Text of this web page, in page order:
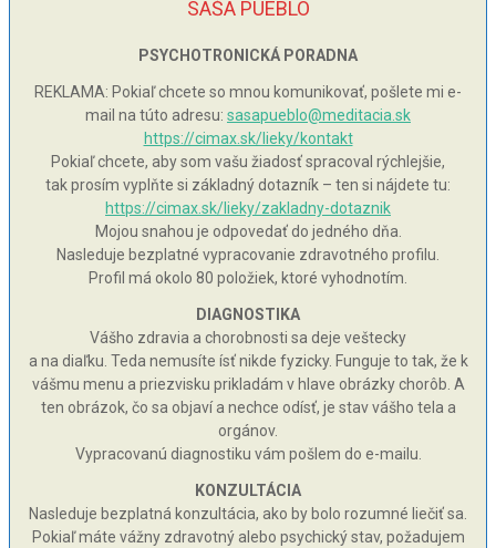
SAŠA PUEBLO
PSYCHOTRONICKÁ PORADNA
REKLAMA: Pokiaľ chcete so mnou komunikovať, pošlete mi e-
mail na túto adresu: sasapueblo@meditacia.sk
https://cimax.sk/lieky/kontakt
Pokiaľ chcete, aby som vašu žiadosť spracoval rýchlejšie,
tak prosím vyplňte si základný dotazník – ten si nájdete tu:
https://cimax.sk/lieky/zakladny-dotaznik
Mojou snahou je odpovedať do jedného dňa.
Nasleduje bezplatné vypracovanie zdravotného profilu.
Profil má okolo 80 položiek, ktoré vyhodnotím.
DIAGNOSTIKA
Vášho zdravia a chorobnosti sa deje veštecky
a na diaľku. Teda nemusíte ísť nikde fyzicky. Funguje to tak, že k
vášmu menu a priezvisku prikladám v hlave obrázky chorôb. A
ten obrázok, čo sa objaví a nechce odísť, je stav vášho tela a
orgánov.
Vypracovanú diagnostiku vám pošlem do e-mailu.
KONZULTÁCIA
Nasleduje bezplatná konzultácia, ako by bolo rozumné liečiť sa.
Pokiaľ máte vážny zdravotný alebo psychický stav, požadujem